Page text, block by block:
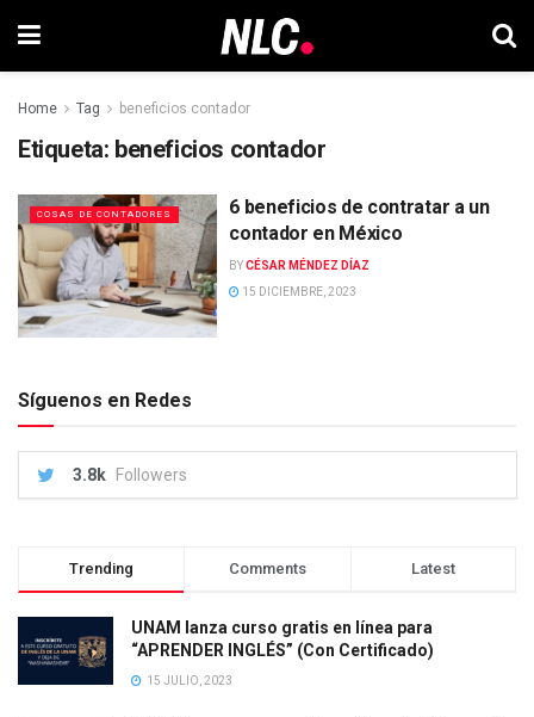
Home Tag beneficios contador
Etiqueta: beneficios contador
COSAS DE CONTADORES
6 beneficios de contratar a un
contador en México
BYCÉSAR MÉNDEZ DÍAZ
15 DICIEMBRE, 2023
Síguenos en Redes
3.8k Followers
Trending Comments Latest
UNAM lanza curso gratis en línea para
“APRENDER INGLÉS” (Con Certificado)
15 JULIO, 2023